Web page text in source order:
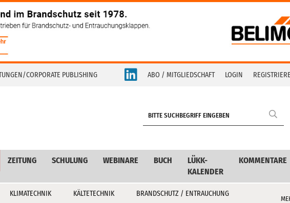
CORPORATE PUBLISHING ABO / MITGLIEDSCHAFT LOGIN
ZEITUNG SCHULUNG WEBINARE BUCH
LÜKK-
KALENDER
KOMMENTARE
KLIMATECHNIK KÄLTETECHNIK BRANDSCHUTZ / ENTRAUCHUNG